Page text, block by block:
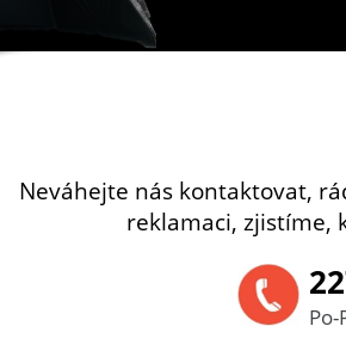
Neváhejte nás kontaktovat,
reklamaci, zjistíme,